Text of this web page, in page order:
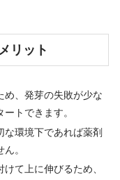
リット
め、発芽の失敗が少な
トできます。
な環境下であれば薬剤
。
けて上に伸びるため、